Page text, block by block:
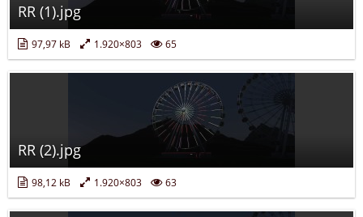
RR (1).jpg
97,97 kB 1.920×803 65
RR (2).jpg
98,12 kB 1.920×803 63